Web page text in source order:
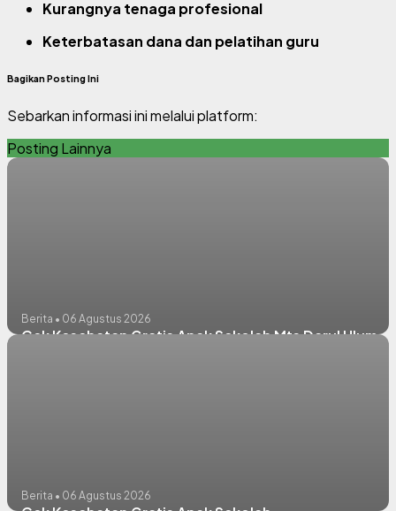
Kurangnya tenaga profesional
Keterbatasan dana dan pelatihan guru
Bagikan Posting Ini
Sebarkan informasi ini melalui platform:
Posting Lainnya
Berita • 06 Agustus 2026
Cek Kesehatan Gratis Anak Sekolah Mts Darul Ulum
Berita • 06 Agustus 2026